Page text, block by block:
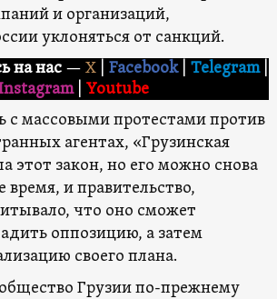
и организаций,
уклоняться от санкций.
на нас — X Facebook Telegram|
Youtube
с массовыми протестами против
агентах, «Грузинская
этот закон, но его можно снова
время, и правительство,
что оно сможет
оппозицию, а затем
своего плана.
Грузии по-прежнему